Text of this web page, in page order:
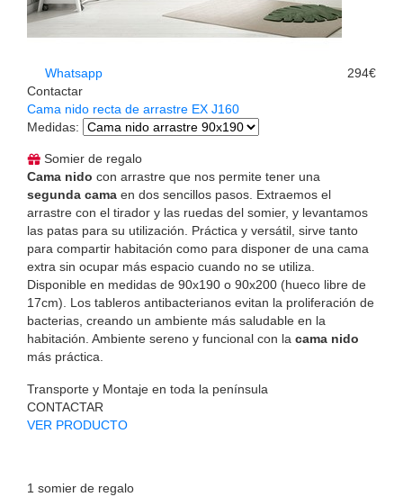
Whatsapp
Contactar
294€
Cama nido recta de arrastre EX J160
Medidas:
Somier de regalo
Cama nido con arrastre que nos permite tener una
segunda cama en dos sencillos pasos. Extraemos el
arrastre con el tirador y las ruedas del somier, y levantamos
las patas para su utilización. Práctica y versátil, sirve tanto
para compartir habitación como para disponer de una cama
extra sin ocupar más espacio cuando no se utiliza.
Disponible en medidas de 90x190 o 90x200 (hueco libre de
17cm). Los tableros antibacterianos evitan la proliferación de
bacterias, creando un ambiente más saludable en la
habitación. Ambiente sereno y funcional con la cama nido
más práctica.
Transporte y Montaje en toda la península
CONTACTAR
VER PRODUCTO
1 somier de regalo